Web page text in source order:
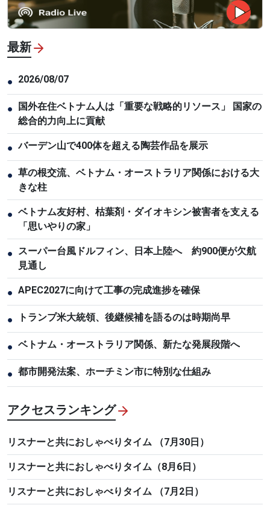
最新
● 2026/08/07
●
国外在住ベトナム人は「重要な戦略的リソース」 国家の
総合的力向上に貢献
● バーデン山で400体を超える陶芸作品を展示
● 草の根交流、ベトナム・オーストラリア関係における大
きな柱
● ベトナム友好村、枯葉剤・ダイオキシン被害者を支える
「思いやりの家」
● スーパー台風ドルフィン、日本上陸へ 約900便が欠航
見通し
● APEC2027に向けて工事の完成進捗を確保
● トランプ米大統領、後継候補を語るのは時期尚早
● ベトナム・オーストラリア関係、新たな発展段階へ
● 都市開発法案、ホーチミン市に特別な仕組み
アクセスランキング
リスナーと共におしゃべりタイム （7月30日）
リスナーと共におしゃべりタイム（8月6日）
リスナーと共におしゃべりタイム （7月2日）